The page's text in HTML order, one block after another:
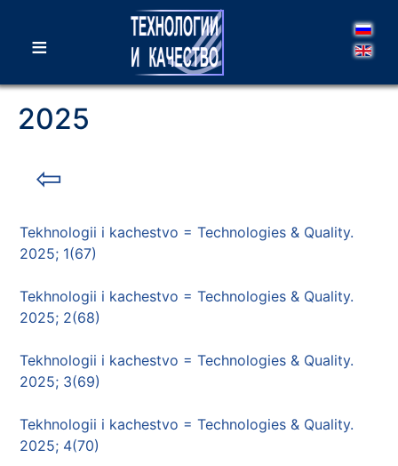
≡
2025
⇦
Tekhnologii i kachestvo = Technologies & Quality.
2025; 1(67)
Tekhnologii i kachestvo = Technologies & Quality.
2025; 2(68)
Tekhnologii i kachestvo = Technologies & Quality.
2025; 3(69)
Tekhnologii i kachestvo = Technologies & Quality.
2025; 4(70)